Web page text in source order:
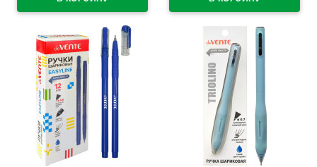
арт.5073628
В наличии